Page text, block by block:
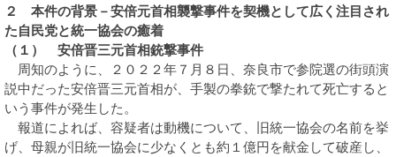
２ 本件の背景－安倍元首相襲撃事件を契機として広く注目され
た自民党と統一協会の癒着
（１） 安倍晋三元首相銃撃事件
周知のように、２０２２年７月８日、奈良市で参院選の街頭演
説中だった安倍晋三元首相が、手製の拳銃で撃たれて死亡すると
いう事件が発生した。
報道によれば、容疑者は動機について、旧統一協会の名前を挙
げ、母親が旧統一協会に少なくとも約１億円を献金して破産し、